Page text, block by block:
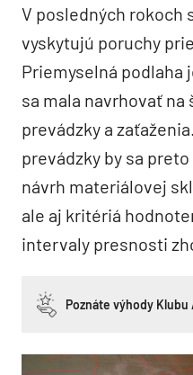
V posledných rokoch
vyskytujú poruchy
Priemyselná podlaha
sa mala navrhovať
prevádzky a
prevádzky by sa
návrh materiálovej
ale aj kritériá
intervaly presnosti
Poznáte výhody Klubu